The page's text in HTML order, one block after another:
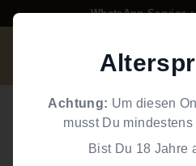
Achtung: Um diesen
musst Du
Bist Du 18 Jahre
zum
WhatsApp Service :
/ Zigaretten Zubehör /
Winjet